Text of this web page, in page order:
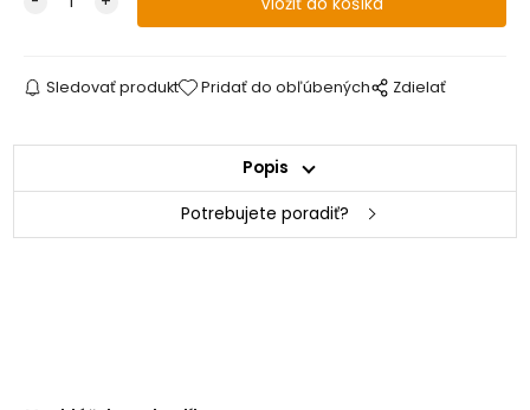
Sledovať produkt Pridať do obľúbených Zdielať
Popis
Potrebujete poradiť?